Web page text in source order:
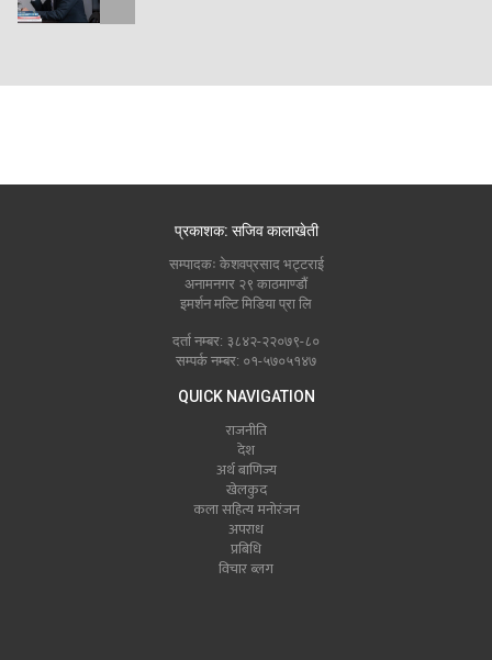
प्रकाशक: सजिव कालाखेती
सम्पादकः केशवप्रसाद भट्टराई
अनामनगर २९ काठमाण्डौं
इमर्शन मल्टि मिडिया प्रा लि
दर्ता नम्बर: ३८४२-२२०७९-८०
सम्पर्क नम्बर: ०१-५७०५१४७
QUICK NAVIGATION
राजनीति
देश
अर्थ बाणिज्य
खेलकुद
कला सहित्य मनोरंजन
अपराध
प्रबिधि
विचार ब्लग